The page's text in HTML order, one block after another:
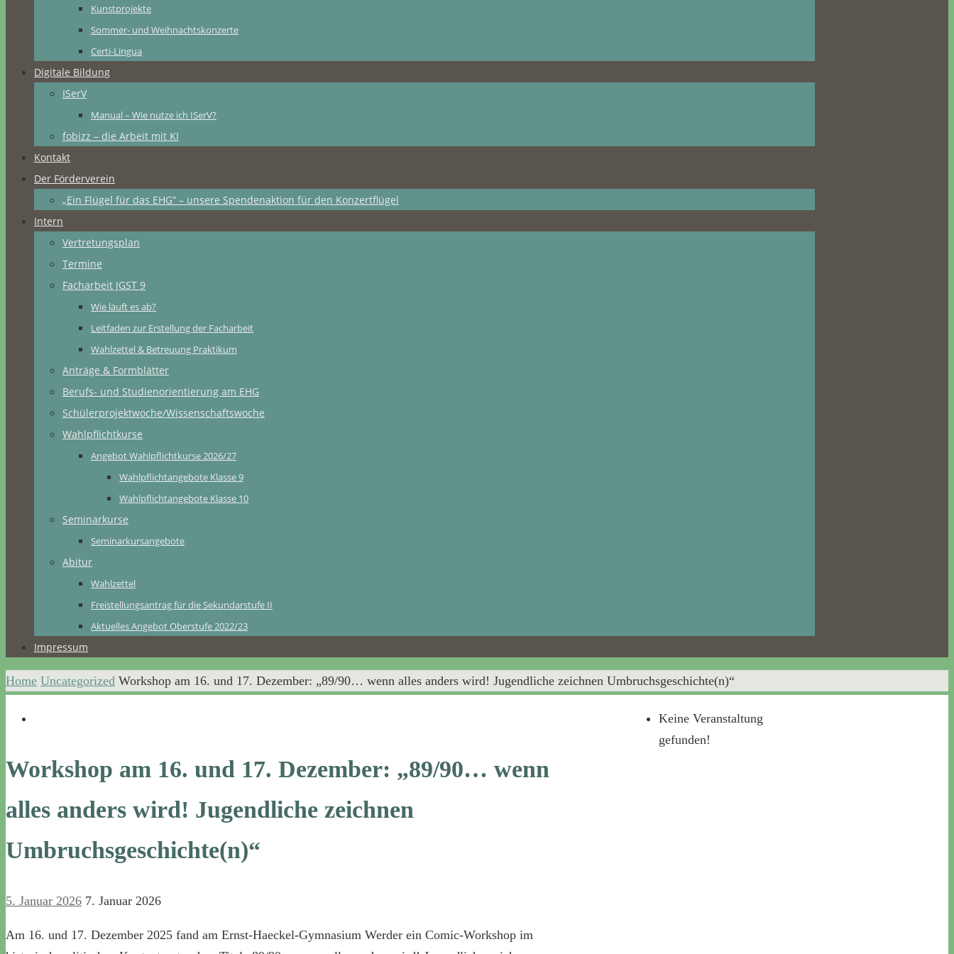
Kunstprojekte
Sommer- und Weihnachtskonzerte
Certi-Lingua
Digitale Bildung
ISerV
Manual – Wie nutze ich ISerV?
fobizz – die Arbeit mit KI
Kontakt
Der Förderverein
„Ein Flügel für das EHG“ – unsere Spendenaktion für den Konzertflügel
Intern
Vertretungsplan
Termine
Facharbeit JGST 9
Wie läuft es ab?
Leitfaden zur Erstellung der Facharbeit
Wahlzettel & Betreuung Praktikum
Anträge & Formblätter
Berufs- und Studienorientierung am EHG
Schülerprojektwoche/Wissenschaftswoche
Wahlpflichtkurse
Angebot Wahlpflichtkurse 2026/27
Wahlpflichtangebote Klasse 9
Wahlpflichtangebote Klasse 10
Seminarkurse
Seminarkursangebote
Abitur
Wahlzettel
Freistellungsantrag für die Sekundarstufe II
Aktuelles Angebot Oberstufe 2022/23
Impressum
Home Uncategorized Workshop am 16. und 17. Dezember: „89/90… wenn alles anders wird! Jugendliche zeichnen Umbruchsgeschichte(n)“
Workshop am 16. und 17. Dezember: „89/90… wenn
alles anders wird! Jugendliche zeichnen
Umbruchsgeschichte(n)“
5. Januar 2026 7. Januar 2026
Am 16. und 17. Dezember 2025 fand am Ernst-Haeckel-Gymnasium Werder ein Comic-Workshop im
Keine Veranstaltung
gefunden!